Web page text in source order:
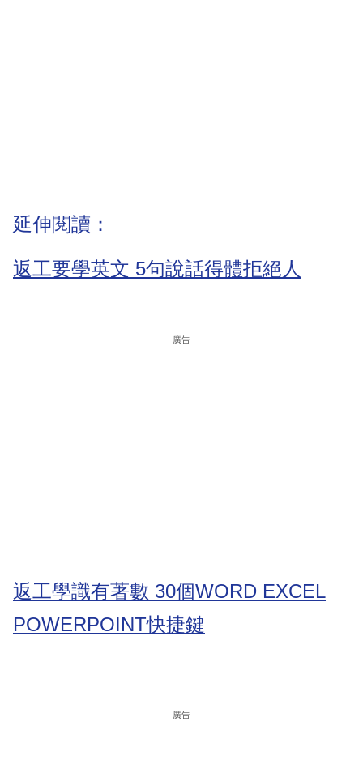
延伸閱讀：
返工要學英文 5句說話得體拒絕人
廣告
返工學識有著數 30個WORD EXCEL
POWERPOINT快捷鍵
廣告